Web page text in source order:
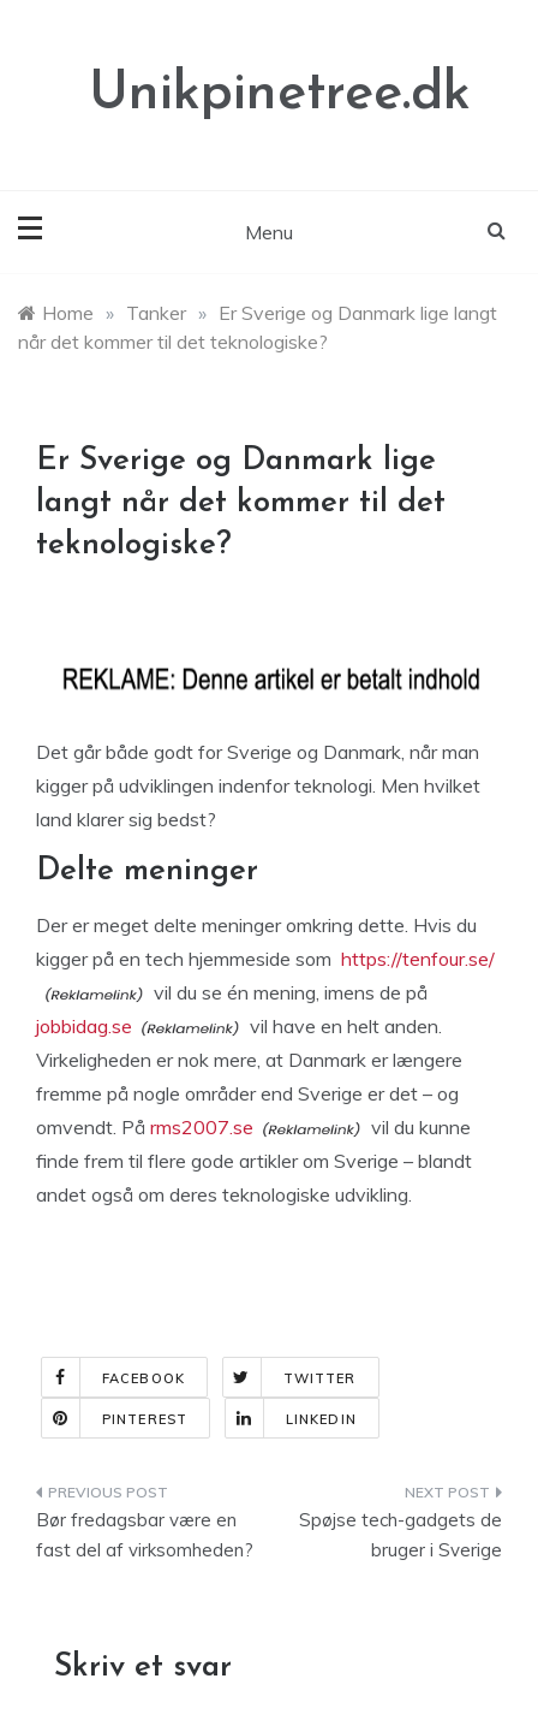
Unikpinetree.dk
Menu
Home » Tanker » Er Sverige og Danmark lige langt
når det kommer til det teknologiske?
Er Sverige og Danmark lige
langt når det kommer til det
teknologiske?
Det går både godt for Sverige og Danmark, når man
kigger på udviklingen indenfor teknologi. Men hvilket
land klarer sig bedst?
Delte meninger
Der er meget delte meninger omkring dette. Hvis du
kigger på en tech hjemmeside som https://tenfour.se/
vil du se én mening, imens de på
jobbidag.se
vil have en helt anden.
Virkeligheden er nok mere, at Danmark er længere
fremme på nogle områder end Sverige er det – og
omvendt. På rms2007.se
vil du kunne
finde frem til flere gode artikler om Sverige – blandt
andet også om deres teknologiske udvikling.
FACEBOOK TWITTER
PINTEREST LINKEDIN
Indlægsnavigation
Bør fredagsbar være en
fast del af virksomheden?
Spøjse tech-gadgets de
bruger i Sverige
Skriv et svar